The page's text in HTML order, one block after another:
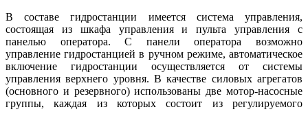
В составе гидростанции имеется система управления,
состоящая из шкафа управления и пульта управления с
панелью оператора. С панели оператора возможно
управление гидростанцией в ручном режиме, автоматическое
включение гидростанции осуществляется от системы
управления верхнего уровня. В качестве силовых агрегатов
(основного и резервного) использованы две мотор-насосные
группы, каждая из которых состоит из регулируемого